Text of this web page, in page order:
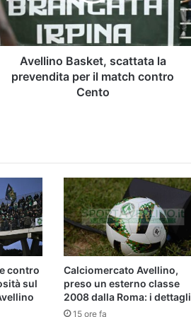
Avellino Basket, scattata la
prevendita per il match contro
Cento
contro
sul
Calciomercato Avellino,
preso un esterno classe
2008 dalla Roma: i dettagli
15 ore fa